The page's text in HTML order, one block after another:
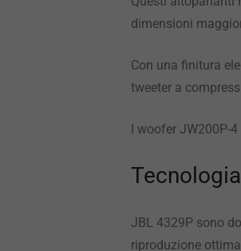
dimensioni
Con una finitura
tweeter a
I woofer JW200P-
JBL 4329P sono
riproduzione